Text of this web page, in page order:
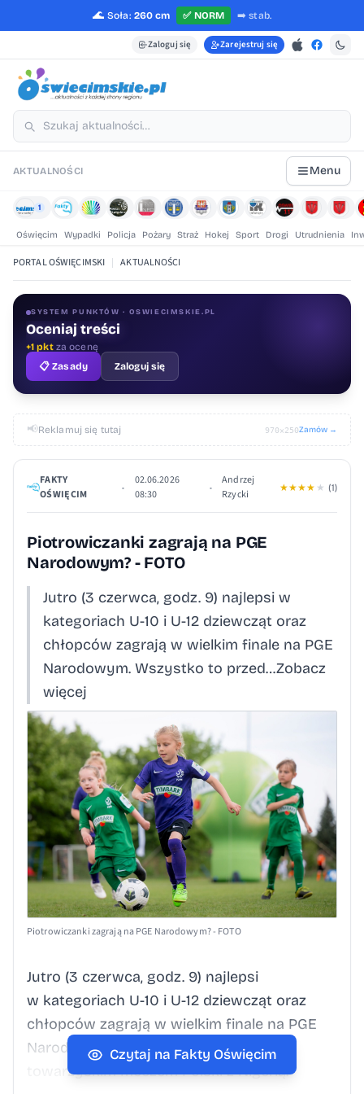
🌊 Soła: 260 cm ✅ NORM ➡️stab.
Zaloguj się Zarejestruj się
AKTUALNOŚCI Menu
1
Oświęcim Wypadki Policja Pożary Straż Hokej Sport Drogi Utrudnienia
PORTAL OŚWIĘCIMSKI | AKTUALNOŚCI
SYSTEM PUNKTÓW · OSWIECIMSKIE.PL
Oceniaj treści
+1 pktza ocenę
📋 Zasady
Zaloguj się
📢Reklamuj się tutaj 970×250Zamów →
FAKTY
OŚWIĘCIM
•
02.06.2026
08:30
•
Andrzej
Rzycki
★★★★ ★ (1)
Piotrowiczanki zagrają na PGE
Narodowym? - FOTO
Jutro (3 czerwca, godz. 9) najlepsi w
kategoriach U-10 i U-12 dziewcząt oraz
chłopców zagrają w wielkim finale na PGE
Narodowym. Wszystko to przed…Zobacz
więcej
Piotrowiczanki zagrają na PGE Narodowym? - FOTO
Jutro (3 czerwca, godz. 9) najlepsi
w kategoriach U-10 i U-12 dziewcząt oraz
chłopców zagrają w wielkim finale na PGE
Narodowym. Wszystko to przed
towarzyskim meczem Polski z Nigerią.
Czytaj na Fakty Oświęcim